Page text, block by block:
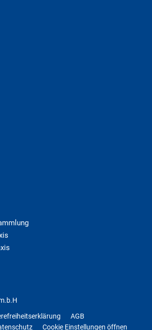
AGB
Cookie Einstellungen öffnen